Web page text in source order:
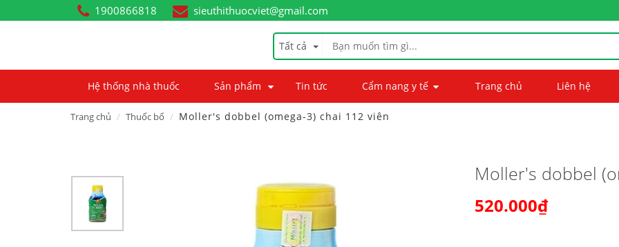
1900866818 sieuthithuocviet@gmail.com
Tất cả
Hệ thống nhà thuốc Sản phẩm Tin tức Cẩm nang y tế Trang chủ Liên hệ
Trang chủ Thuốc bổ Moller's dobbel (omega-3) chai 112 viên
Moller's dobbel
520.000₫